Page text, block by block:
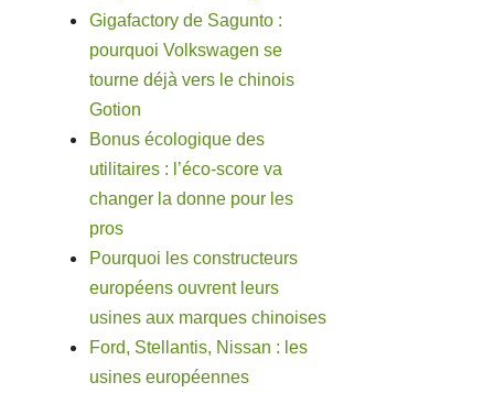
Gigafactory de Sagunto :
pourquoi Volkswagen se
tourne déjà vers le chinois
Gotion
Bonus écologique des
utilitaires : l’éco-score va
changer la donne pour les
pros
Pourquoi les constructeurs
européens ouvrent leurs
usines aux marques chinoises
Ford, Stellantis, Nissan : les
usines européennes